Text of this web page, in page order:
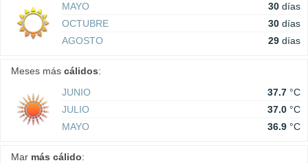
MAYO
30 días
OCTUBRE
30 días
AGOSTO
29 días
Meses más cálidos:
JUNIO
37.7 °C
JULIO
37.0 °C
MAYO
36.9 °C
Mar más cálido: